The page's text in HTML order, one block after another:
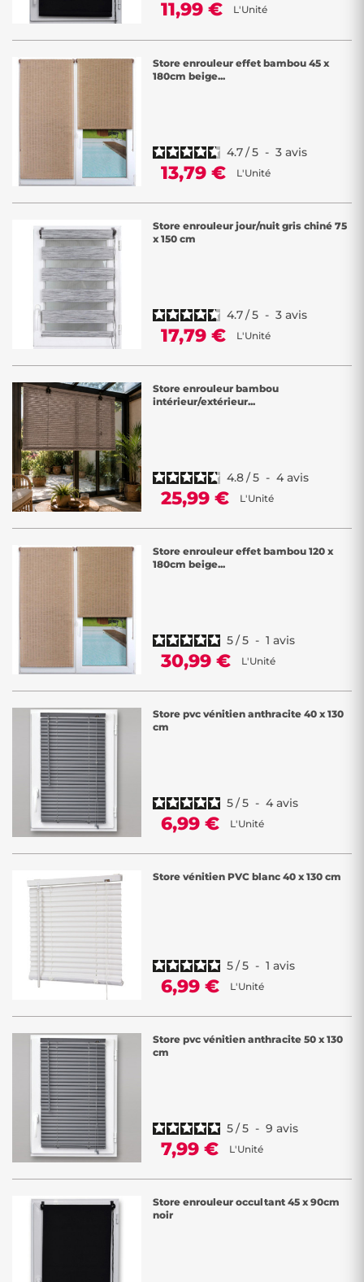
11,99 € L'Unité
Store enrouleur effet bambou 45 x
180cm beige...
4.7/5 - 3 avis
13,79 € L'Unité
Store enrouleur jour/nuit gris chiné 75
x 150 cm
4.7/5 - 3 avis
17,79 € L'Unité
Store enrouleur bambou
intérieur/extérieur...
4.8/5 - 4 avis
25,99 € L'Unité
Store enrouleur effet bambou 120 x
180cm beige...
5/5 - 1 avis
30,99 € L'Unité
Store pvc vénitien anthracite 40 x 130
cm
5/5 - 4 avis
6,99 € L'Unité
Store vénitien PVC blanc 40 x 130 cm
5/5 - 1 avis
6,99 € L'Unité
Store pvc vénitien anthracite 50 x 130
cm
5/5 - 9 avis
7,99 € L'Unité
Store enrouleur occultant 45 x 90cm
noir